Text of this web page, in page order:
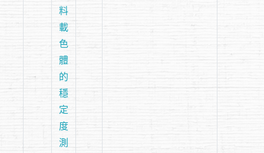
料
載
色
體
的
穩
定
度
測